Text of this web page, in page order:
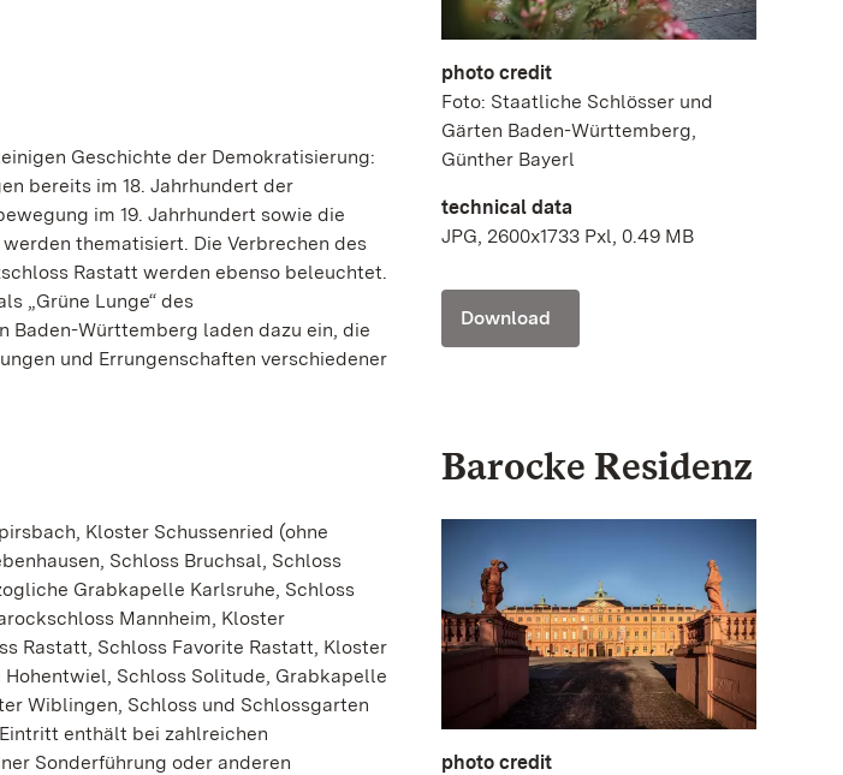
Geschichte der Demokratisierung:
bereits im 18. Jahrhundert der
im 19. Jahrhundert sowie die
thematisiert. Die Verbrechen des
Rastatt werden ebenso beleuchtet.
„Grüne Lunge“ des
Baden-Württemberg laden dazu ein, die
und Errungenschaften verschiedener
Kloster Schussenried (ohne
Schloss Bruchsal, Schloss
Grabkapelle Karlsruhe, Schloss
Mannheim, Kloster
Rastatt, Schloss Favorite Rastatt, Kloster
Schloss Solitude, Grabkapelle
Wiblingen, Schloss und Schlossgarten
enthält bei zahlreichen
Sonderführung oder anderen
photo credit
Foto: Staatliche Schlösser und
Gärten Baden-Württemberg,
Günther Bayerl
technical data
JPG, 2600x1733 Pxl, 0.49 MB
Download
Barocke Residenz
photo credit